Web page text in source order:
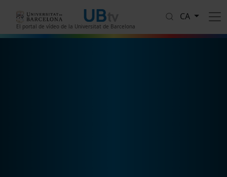
El portal de vídeo de la Universitat de Barcelona
CA